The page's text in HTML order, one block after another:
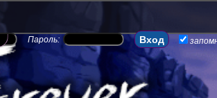
Пароль: